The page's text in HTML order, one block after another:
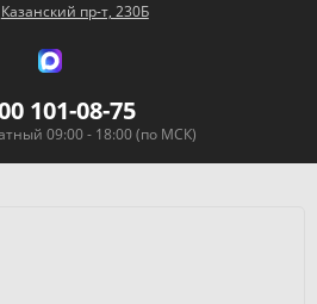
Казанский пр-т, 230Б
101-08-75
09:00 - 18:00 (по МСК)